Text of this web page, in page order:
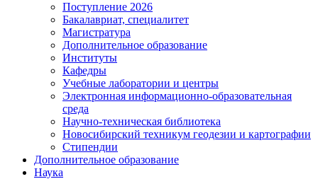
Поступление 2026
Бакалавриат, специалитет
Магистратура
Дополнительное образование
Институты
Кафедры
Учебные лаборатории и центры
Электронная информационно-образовательная
среда
Научно-техническая библиотека
Новосибирский техникум геодезии и картографии
Стипендии
Дополнительное образование
Наука